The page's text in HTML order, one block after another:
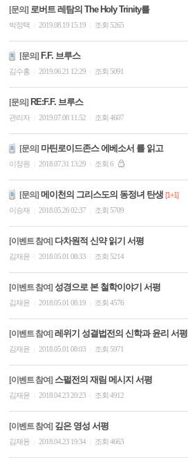
[문의] 로버트 레탐의 The Holy Trinity를
박정택 2019.08.19 15:19 조회 5265
[문의] F.F. 브루스
김수홍 2019.06.21 12:29 조회 5091
[문의] RE:F.F. 브루스
관리자 2019.07.08 11:52 조회 4607
[문의] 마틴로이드존스 에베소서 를 읽고
이정원 2018.07.31 13:29 조회 6
[문의] 메이천의 그리스도의 동정녀 탄생 [1+1]
이승재
2018.05.26 02:37 조회 5709
[이벤트 참여] 다차원적 신약 읽기 서평
김재윤 2018.05.01 08:33 조회 5214
[이벤트 참여] 성경으로 본 철학이야기 서평
김재윤 2018.05.01 08:19 조회 4576
[이벤트 참여] 레위기 성결법전의 신학과 윤리 서평
김재윤 2018.05.01 08:03 조회 5971
[이벤트 참여] 스펄전의 재림 메시지 서평
김재윤 2018.04.23 20:23 조회 4912
[이벤트 참여] 깊은 영성 서평
김재윤 2018.04.23 19:34 조회 4663